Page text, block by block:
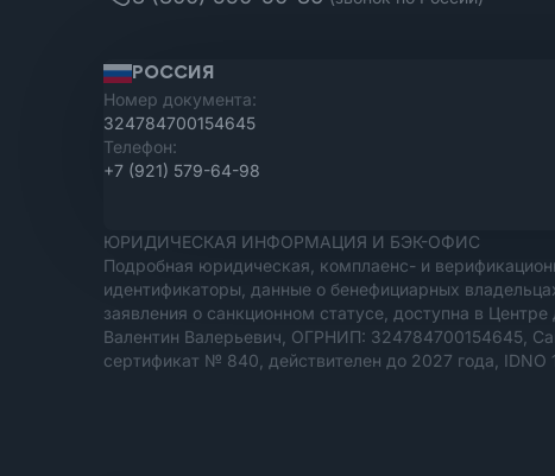
РОССИЯ
Номер документа:
324784700154645
Телефон:
+7 (921) 579-64-98
ЮРИДИЧЕСКАЯ ИНФОРМАЦИЯ И БЭК-ОФИС
Подробная юридическая, комплаенс- и
идентификаторы, данные о бенефициарных
заявления о санкционном статусе, доступна в
Валентин Валерьевич, ОГРНИП: 324784700154645,
сертификат № 840, действителен до 2027 года, IDNO